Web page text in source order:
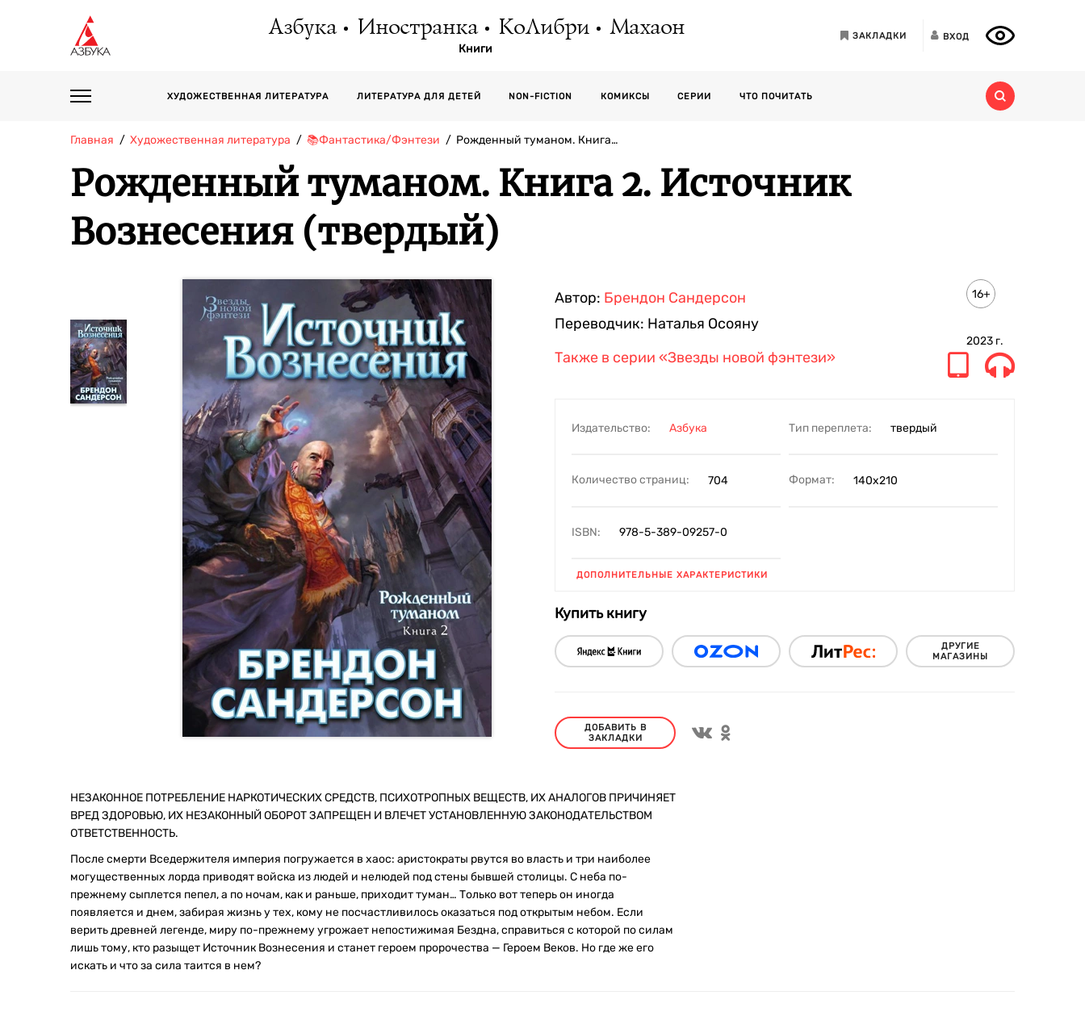
Азбука Иностранка КоЛибри Махаон
Книги
ЗАКЛАДКИ ВХОД
ХУДОЖЕСТВЕННАЯ ЛИТЕРАТУРА ЛИТЕРАТУРА ДЛЯ ДЕТЕЙ NON-FICTION КОМИКСЫ СЕРИИ ЧТО ПОЧИТАТЬ
Главная Художественная литература 📚Фантастика/Фэнтези Рожденный туманом. Книга…
Рожденный туманом. Книга 2. Источник
Вознесения (твердый)
Автор: Брендон Сандерсон
Переводчик: Наталья Осояну
16+
2023 г.
Также в серии «Звезды новой фэнтези»
Издательство: Азбука Тип переплета: твердый
Количество страниц: 704 Формат: 140х210
ISBN: 978-5-389-09257-0
ДОПОЛНИТЕЛЬНЫЕ ХАРАКТЕРИСТИКИ
Купить книгу
ДРУГИЕ
МАГАЗИНЫ
ДОБАВИТЬ В
ЗАКЛАДКИ
НЕЗАКОННОЕ ПОТРЕБЛЕНИЕ НАРКОТИЧЕСКИХ СРЕДСТВ, ПСИХОТРОПНЫХ ВЕЩЕСТВ, ИХ АНАЛОГОВ ПРИЧИНЯЕТ
ВРЕД ЗДОРОВЬЮ, ИХ НЕЗАКОННЫЙ ОБОРОТ ЗАПРЕЩЕН И ВЛЕЧЕТ УСТАНОВЛЕННУЮ ЗАКОНОДАТЕЛЬСТВОМ
ОТВЕТСТВЕННОСТЬ.
После смерти Вседержителя империя погружается в хаос: аристократы рвутся во власть и три наиболее
могущественных лорда приводят войска из людей и нелюдей под стены бывшей столицы. С неба по-
прежнему сыплется пепел, а по ночам, как и раньше, приходит туман… Только вот теперь он иногда
появляется и днем, забирая жизнь у тех, кому не посчастливилось оказаться под открытым небом. Если
верить древней легенде, миру по-прежнему угрожает непостижимая Бездна, справиться с которой по силам
лишь тому, кто разыщет Источник Вознесения и станет героем пророчества — Героем Веков. Но где же его
искать и что за сила таится в нем?